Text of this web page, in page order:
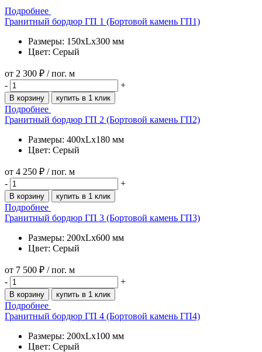
Подробнее
Гранитный бордюр ГП 1 (Бортовой камень ГП1)
Размеры: 150xLx300 мм
Цвет: Серый
от 2 300 ₽ / пог. м
-
+
В корзину купить в 1 клик
Подробнее
Гранитный бордюр ГП 2 (Бортовой камень ГП2)
Размеры: 400xLx180 мм
Цвет: Серый
от 4 250 ₽ / пог. м
-
+
В корзину купить в 1 клик
Подробнее
Гранитный бордюр ГП 3 (Бортовой камень ГП3)
Размеры: 200xLx600 мм
Цвет: Серый
от 7 500 ₽ / пог. м
-
+
В корзину купить в 1 клик
Подробнее
Гранитный бордюр ГП 4 (Бортовой камень ГП4)
Размеры: 200xLx100 мм
Цвет: Серый